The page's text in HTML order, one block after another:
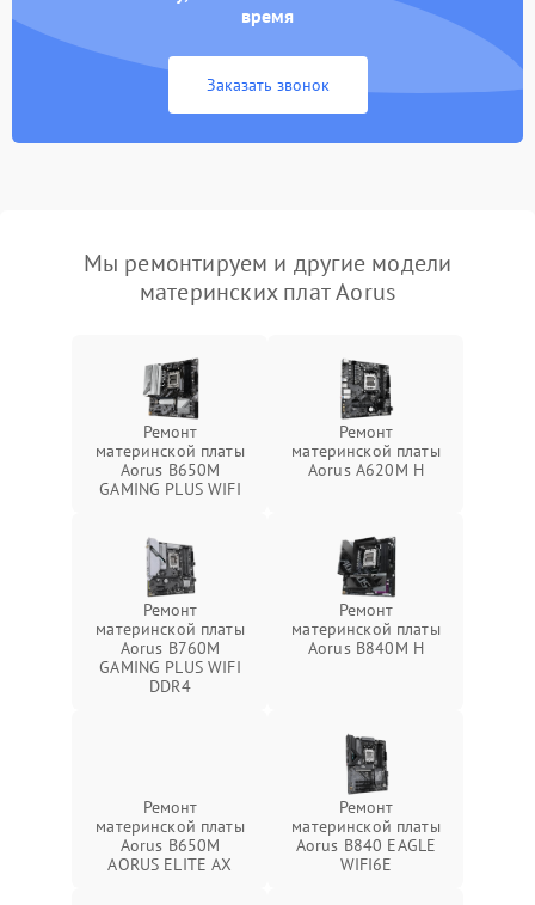
время
Заказать звонок
Мы ремонтируем и другие модели
материнских плат Aorus
Ремонт
материнской платы
Aorus B650M
GAMING PLUS WIFI
Ремонт
материнской платы
Aorus A620M H
Ремонт
материнской платы
Aorus B760M
GAMING PLUS WIFI
DDR4
Ремонт
материнской платы
Aorus B840M H
Ремонт
материнской платы
Aorus B650M
AORUS ELITE AX
Ремонт
материнской платы
Aorus B840 EAGLE
WIFI6E